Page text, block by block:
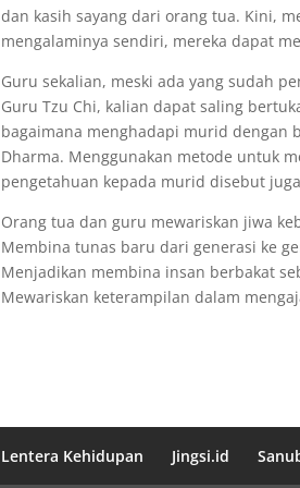
dan kasih sayang dari orang tua. Kini,
mengalaminya sendiri, mereka dapat
Guru sekalian, meski ada yang sudah
Guru Tzu Chi, kalian dapat saling
bagaimana menghadapi murid dengan
Dharma. Menggunakan metode untuk
pengetahuan kepada murid disebut
Orang tua dan guru mewariskan jiwa
Membina tunas baru dari generasi ke
Menjadikan membina insan berbakat
Mewariskan keterampilan dalam
Lentera Kehidupan Jingsi.id